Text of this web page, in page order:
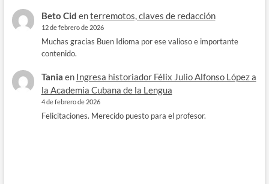
Beto Cid enterremotos, claves de redacción
12 de febrero de 2026
Muchas gracias Buen Idioma por ese valioso e importante
contenido.
Tania en Ingresa historiador Félix Julio Alfonso López a
la Academia Cubana de la Lengua
4 de febrero de 2026
Felicitaciones. Merecido puesto para el profesor.